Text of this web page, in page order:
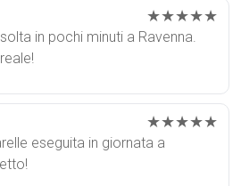
★★★★★
in pochi minuti a Ravenna.
★★★★★
eseguita in giornata a